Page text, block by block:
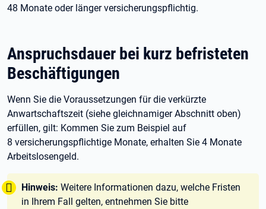
48 Monate oder länger versicherungspflichtig.
Anspruchsdauer bei kurz befristeten
Beschäftigungen
Wenn Sie die Voraussetzungen für die verkürzte
Anwartschaftszeit (siehe gleichnamiger Abschnitt oben)
erfüllen, gilt: Kommen Sie zum Beispiel auf
8 versicherungspflichtige Monate, erhalten Sie 4 Monate
Arbeitslosengeld.
Tipp:
Hinweis: Weitere Informationen dazu, welche Fristen
in Ihrem Fall gelten, entnehmen Sie bitte